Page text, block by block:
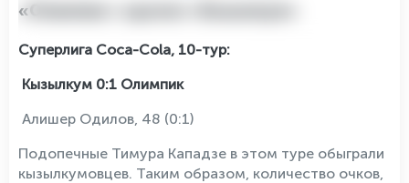
«Олимпик» одолел «Кызылкум»
Суперлига Coca-Cola, 10-тур:
Кызылкум 0:1 Олимпик
Алишер Одилов, 48 (0:1)
Подопечные Тимура Кападзе в этом туре обыграли
кызылкумовцев. Таким образом, количество очков,